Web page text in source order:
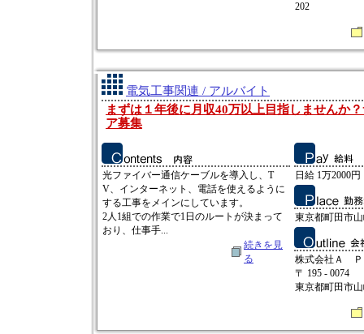
202
電気工事関連 / アルバイト
まずは１年後に月収40万以上目指しませんか
ア募集
光ファイバー通信ケーブルを導入し、T
V、インターネット、電話を使えるように
する工事をメインにしています。
2人1組での作業で1日のルートが決まって
おり、仕事手...
続きを見
る
日給 1万2000円
東京都町田市
株式会社Ａ Ｐ
〒 195 - 0074
東京都町田市